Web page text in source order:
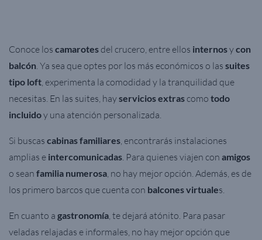
Conoce los camarotesdel crucero, entre ellos internosycon
balcón. Ya sea que optes por los más económicos o las suites
tipo loft, experimenta la comodidad y la tranquilidad que
necesitas. En las suites, hayservicios extras como todo
incluidoy una atención personalizada.
Si buscas cabinas familiares, encontrarás instalaciones
amplias e intercomunicadas. Para quienes viajen con amigos
o sean familia numerosa, no hay mejor opción. Además, es de
los primero barcos que cuenta con balcones virtuales.
En cuanto a gastronomía, te dejará atónito. Para pasar
veladas relajadas e informales, no hay mejor opción que